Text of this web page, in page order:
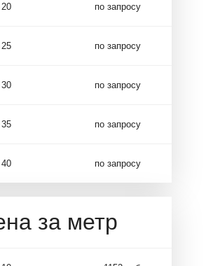
по запросу
по запросу
по запросу
по запросу
по запросу
за метр